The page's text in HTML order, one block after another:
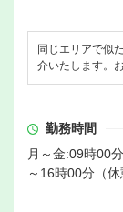
同じエリアで似
介いたします。
勤務時間
月～金:09時00
～16時00分（休